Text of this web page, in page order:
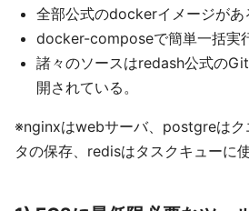
全部公式のdockerイメージがあ
docker-composeで簡単一括実
諸々のソースはredash公式の
開されている。
※nginxはwebサーバ、postgreはク
タの保存、redisはタスクキューに